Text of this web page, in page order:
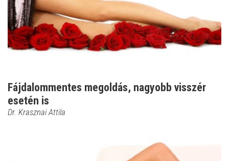
Fájdalommentes megoldás, nagyobb visszér
esetén is
Dr. Krasznai Attila